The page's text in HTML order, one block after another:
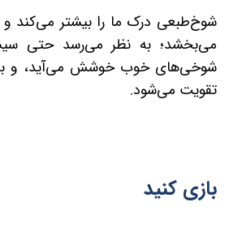
شوخ‌طبعی درک ما را بیشتر می‌کند و
می‌بخشد؛ به نظر می‌رسد حتی
شوخی‌های خوب خوشش می‌آید، و
تقویت می‌شود.
بازی کنید